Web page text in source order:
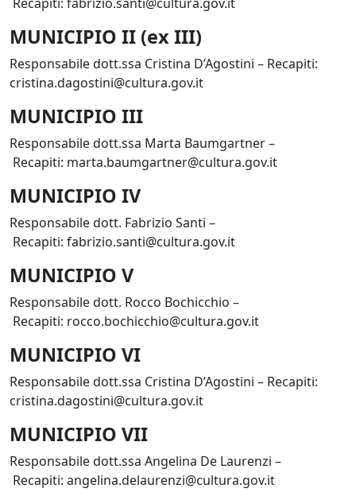
MUNICIPIO II (ex III)
Responsabile dott.ssa Cristina D’Agostini – Recapiti:
cristina.dagostini@cultura.gov.it
MUNICIPIO III
Responsabile dott.ssa Marta Baumgartner –
Recapiti: marta.baumgartner@cultura.gov.it
MUNICIPIO IV
Responsabile dott. Fabrizio Santi –
Recapiti: fabrizio.santi@cultura.gov.it
MUNICIPIO V
Responsabile dott. Rocco Bochicchio –
Recapiti: rocco.bochicchio@cultura.gov.it
MUNICIPIO VI
Responsabile dott.ssa Cristina D’Agostini – Recapiti:
cristina.dagostini@cultura.gov.it
MUNICIPIO VII
Responsabile dott.ssa Angelina De Laurenzi –
Recapiti: angelina.delaurenzi@cultura.gov.it